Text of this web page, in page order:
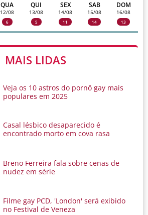
QUA
12/08
6
QUI
13/08
5
SEX
14/08
11
SAB
15/08
14
DOM
16/08
13
MAIS LIDAS
Veja os 10 astros do pornô gay mais
populares em 2025
Casal lésbico desaparecido é
encontrado morto em cova rasa
Breno Ferreira fala sobre cenas de
nudez em série
Filme gay PCD, 'London' será exibido
no Festival de Veneza